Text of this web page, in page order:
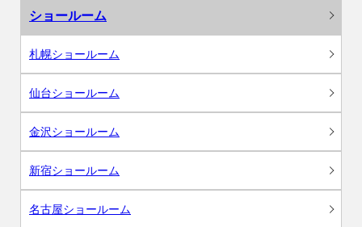
ショールーム
札幌ショールーム
仙台ショールーム
金沢ショールーム
新宿ショールーム
名古屋ショールーム